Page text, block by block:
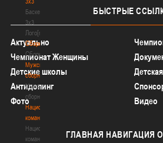
Баскетбол
3х3
Лого[modid=121]
Сборные
Сборные
Мужские
сборные
Мужские
сборные
Национальная
команда
Национальная
команда
БЫСТРЫЕ
Актуально
Чемпионат Женщины
Детские школы
Антидопинг
Фото
Видео
ГЛАВНАЯ НАВИГАЦИЯ